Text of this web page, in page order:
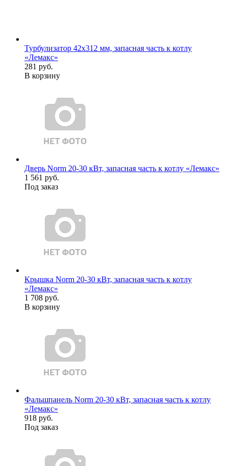
Турбулизатор 42х312 мм, запасная часть к котлу
«Лемакс»
281 руб.
В корзину
Дверь Norm 20-30 кВт, запасная часть к котлу «Лемакс»
1 561 руб.
Под заказ
Крышка Norm 20-30 кВт, запасная часть к котлу
«Лемакс»
1 708 руб.
В корзину
Фальшпанель Norm 20-30 кВт, запасная часть к котлу
«Лемакс»
918 руб.
Под заказ